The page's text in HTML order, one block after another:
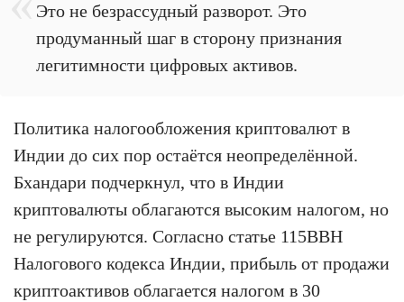
Это не безрассудный разворот. Это
продуманный шаг в сторону признания
легитимности цифровых активов.
Политика налогообложения криптовалют в
Индии до сих пор остаётся неопределённой.
Бхандари подчеркнул, что в Индии
криптовалюты облагаются высоким налогом, но
не регулируются. Согласно статье 115BBH
Налогового кодекса Индии, прибыль от продажи
криптоактивов облагается налогом в 30